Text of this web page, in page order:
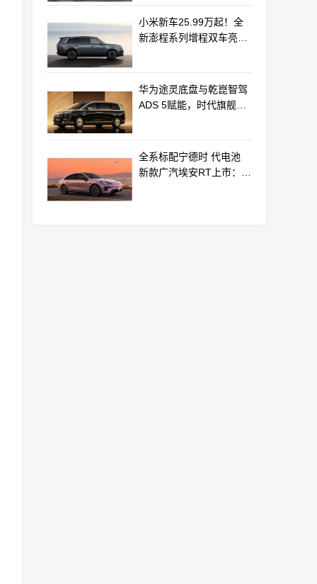
小米新车25.99万起！全
新澎程系列增程双车亮相
华为途灵底盘与乾崑智驾
ADS 5赋能，时代旗舰
全系标配宁德时 代电池
新款广汽埃安RT上市：